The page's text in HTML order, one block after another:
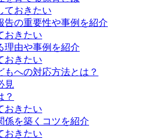
ておきたい
告の重要性や事例を紹介
おきたい
理由や事例を紹介
おきたい
もへの対応方法とは？
見
？
おきたい
係を築くコツを紹介
おきたい